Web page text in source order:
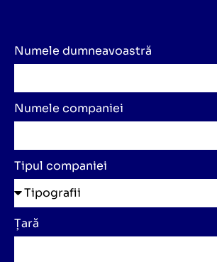
Numele dumneavoastră
Numele companiei
Tipul companiei
Țară